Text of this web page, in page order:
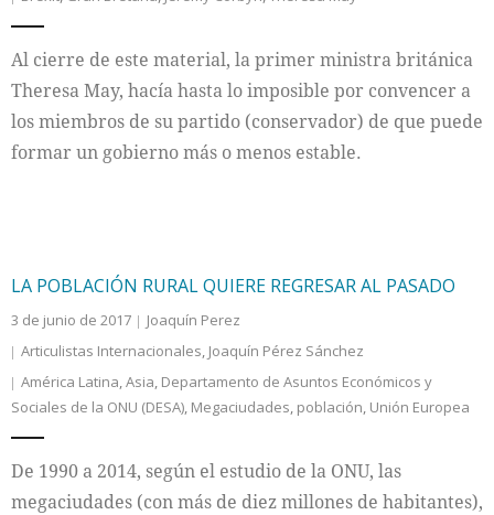
Al cierre de este material, la primer ministra británica
Theresa May, hacía hasta lo imposible por convencer a
los miembros de su partido (conservador) de que puede
formar un gobierno más o menos estable.
LA POBLACIÓN RURAL QUIERE REGRESAR AL PASADO
3 de junio de 2017
Joaquín Perez
Articulistas Internacionales, Joaquín Pérez Sánchez
América Latina,Asia, Departamento de Asuntos Económicos y
Sociales de la ONU (DESA), Megaciudades, población, Unión Europea
De 1990 a 2014, según el estudio de la ONU, las
megaciudades (con más de diez millones de habitantes),